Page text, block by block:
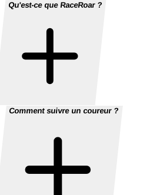
Qu'est-ce que RaceRoar ?
Comment suivre un coureur ?